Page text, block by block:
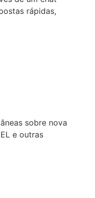
rápidas,
sobre nova
e outras